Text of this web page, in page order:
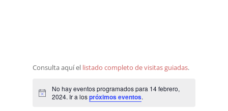
Consulta aquí el listado completo de visitas guiadas.
Aviso
No hay eventos programados para 14 febrero,
2024. Ir a lospróximos eventos.